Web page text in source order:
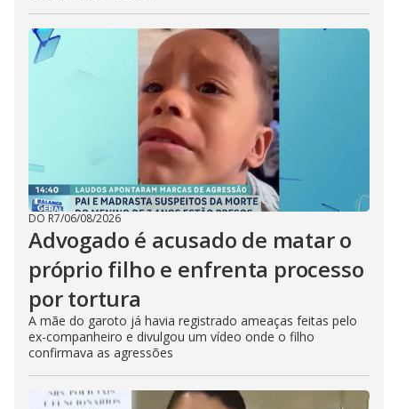
DO R7/06/08/2026
Advogado é acusado de matar o
próprio filho e enfrenta processo
por tortura
A mãe do garoto já havia registrado ameaças feitas pelo
ex-companheiro e divulgou um vídeo onde o filho
confirmava as agressões